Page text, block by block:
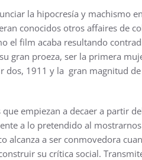
la hipocresía y machismo
conocidos otros affaires de
el film acaba resultando
gran proeza, ser la primera
dos, 1911 y la gran magnitud de
empiezan a decaer a partir
a lo pretendido al
alcanza a ser conmovedora
su crítica social.